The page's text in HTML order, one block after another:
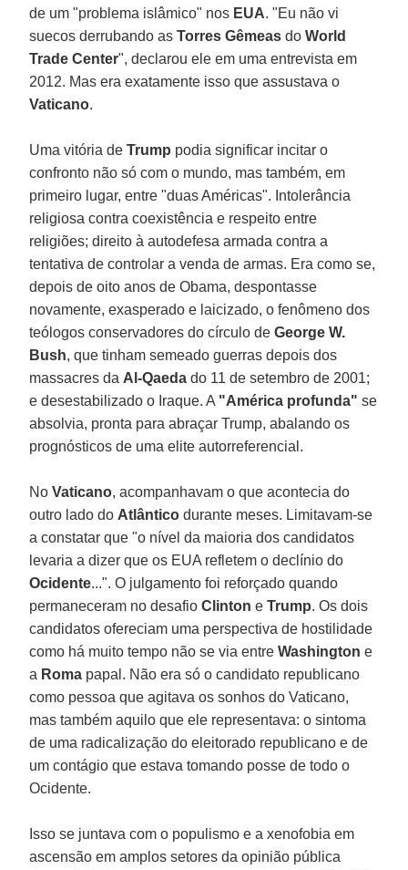
de um "problema islâmico" nos EUA. "Eu não vi
suecos derrubando asTorres Gêmeas doWorld
Trade Center", declarou ele em uma entrevista em
2012. Mas era exatamente isso que assustava o
Vaticano.
Uma vitória deTrump podia significar incitar o
confronto não só com o mundo, mas também, em
primeiro lugar, entre "duas Américas". Intolerância
religiosa contra coexistência e respeito entre
religiões; direito à autodefesa armada contra a
tentativa de controlar a venda de armas. Era como se,
depois de oito anos de Obama, despontasse
novamente, exasperado e laicizado, o fenômeno dos
teólogos conservadores do círculo deGeorge W.
Bush, que tinham semeado guerras depois dos
massacres da Al-Qaeda do 11 de setembro de 2001;
e desestabilizado o Iraque. A "América profunda" se
absolvia, pronta para abraçar Trump, abalando os
prognósticos de uma elite autorreferencial.
NoVaticano, acompanhavam o que acontecia do
outro lado do Atlântico durante meses. Limitavam-se
a constatar que "o nível da maioria dos candidatos
levaria a dizer que os EUA refletem o declínio do
Ocidente...". O julgamento foi reforçado quando
permaneceram no desafioClinton eTrump. Os dois
candidatos ofereciam uma perspectiva de hostilidade
como há muito tempo não se via entreWashington e
a Roma papal. Não era só o candidato republicano
como pessoa que agitava os sonhos do Vaticano,
mas também aquilo que ele representava: o sintoma
de uma radicalização do eleitorado republicano e de
um contágio que estava tomando posse de todo o
Ocidente.
Isso se juntava com o populismo e a xenofobia em
ascensão em amplos setores da opinião pública